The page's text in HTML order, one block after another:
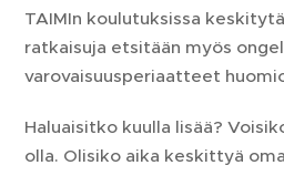
TAIMIn koulutuksissa
ratkaisuja etsitään myös
varovaisuusperiaatteet
Haluaisitko kuulla lisää?
olla. Olisiko aika keskittyä